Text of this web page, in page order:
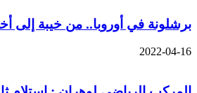
برشلونة في أوروبا.. من خيبة إلى
2022-04-16